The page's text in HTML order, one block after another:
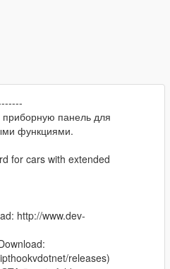
панель для
функциями.
for cars with extended
http://www.dev-
releases)